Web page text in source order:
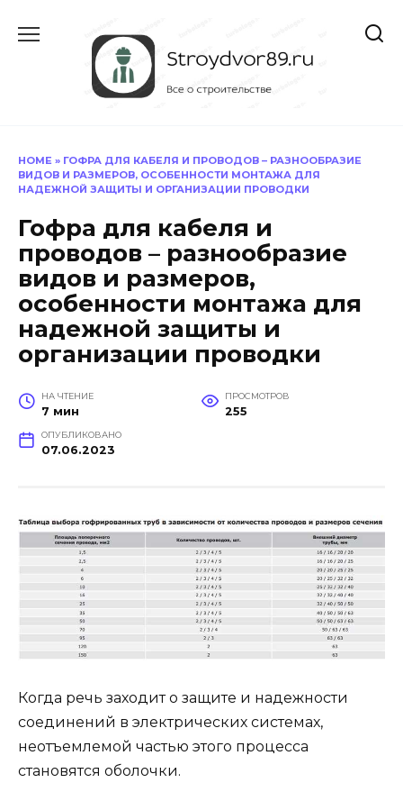
содержанию
HOME » ГОФРА ДЛЯ КАБЕЛЯ И ПРОВОДОВ – РАЗНООБРАЗИЕ
ВИДОВ И РАЗМЕРОВ, ОСОБЕННОСТИ МОНТАЖА ДЛЯ
НАДЕЖНОЙ ЗАЩИТЫ И ОРГАНИЗАЦИИ ПРОВОДКИ
Гофра для кабеля и
проводов – разнообразие
видов и размеров,
особенности монтажа для
надежной защиты и
организации проводки
НА ЧТЕНИЕ
7 мин
ПРОСМОТРОВ
255
ОПУБЛИКОВАНО
07.06.2023
Когда речь заходит о защите и надежности
соединений в электрических системах,
неотъемлемой частью этого процесса
становятся оболочки.